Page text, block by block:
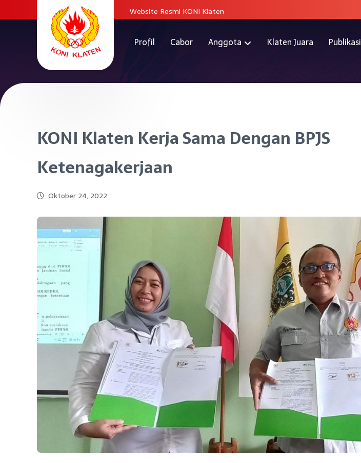
Website Resmi KONI Klaten
Profil Cabor Anggota Klaten Juara Publikasi
KONI Klaten Kerja Sama Dengan BPJS
Ketenagakerjaan
Oktober 24, 2022